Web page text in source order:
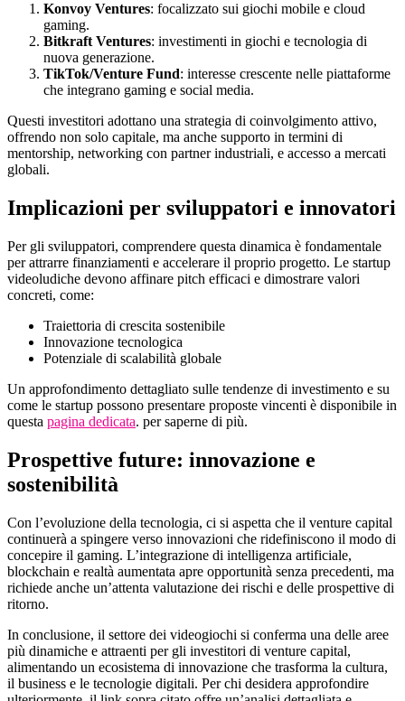
Konvoy Ventures: focalizzato sui giochi mobile e cloud
gaming.
Bitkraft Ventures: investimenti in giochi e tecnologia di
nuova generazione.
TikTok/Venture Fund: interesse crescente nelle piattaforme
che integrano gaming e social media.
Questi investitori adottano una strategia di coinvolgimento attivo,
offrendo non solo capitale, ma anche supporto in termini di
mentorship, networking con partner industriali, e accesso a mercati
globali.
Implicazioni per sviluppatori e innovatori
Per gli sviluppatori, comprendere questa dinamica è fondamentale
per attrarre finanziamenti e accelerare il proprio progetto. Le startup
videoludiche devono affinare pitch efficaci e dimostrare valori
concreti, come:
Traiettoria di crescita sostenibile
Innovazione tecnologica
Potenziale di scalabilità globale
Un approfondimento dettagliato sulle tendenze di investimento e su
come le startup possono presentare proposte vincenti è disponibile in
questa pagina dedicata. per saperne di più.
Prospettive future: innovazione e
sostenibilità
Con l’evoluzione della tecnologia, ci si aspetta che il venture capital
continuerà a spingere verso innovazioni che ridefiniscono il modo di
concepire il gaming. L’integrazione di intelligenza artificiale,
blockchain e realtà aumentata apre opportunità senza precedenti, ma
richiede anche un’attenta valutazione dei rischi e delle prospettive di
ritorno.
In conclusione, il settore dei videogiochi si conferma una delle aree
più dinamiche e attraenti per gli investitori di venture capital,
alimentando un ecosistema di innovazione che trasforma la cultura,
il business e le tecnologie digitali. Per chi desidera approfondire